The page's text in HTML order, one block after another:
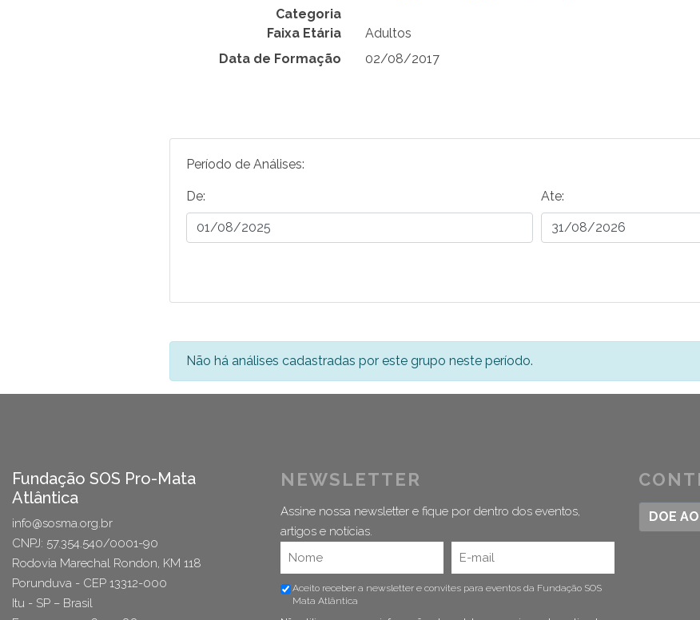
Categoria
Faixa Etária
Adultos
Data de Formação
02/08/2017
Período de Análises:
De: Ate:
Não há análises cadastradas por este grupo neste período.
Fundação SOS Pro-Mata
Atlântica
info@sosma.org.br
CNPJ: 57.354.540/0001-90
Rodovia Marechal Rondon, KM 118
Porunduva - CEP 13312-000
Itu - SP – Brasil
NEWSLETTER
Assine nossa newsletter e fique por dentro dos eventos,
artigos e notícias.
Aceito receber a newsletter e convites para eventos da Fundação SOS
Mata Atlântica
DOE